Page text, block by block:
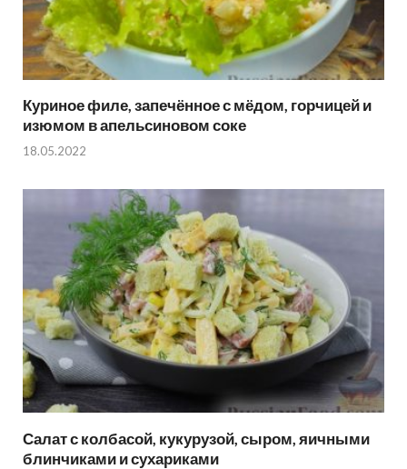
Куриное филе, запечённое с мёдом, горчицей и
изюмом в апельсиновом соке
18.05.2022
Салат с колбасой, кукурузой, сыром, яичными
блинчиками и сухариками